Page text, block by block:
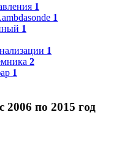
1
1
1
1
2
1
2006 по 2015 год